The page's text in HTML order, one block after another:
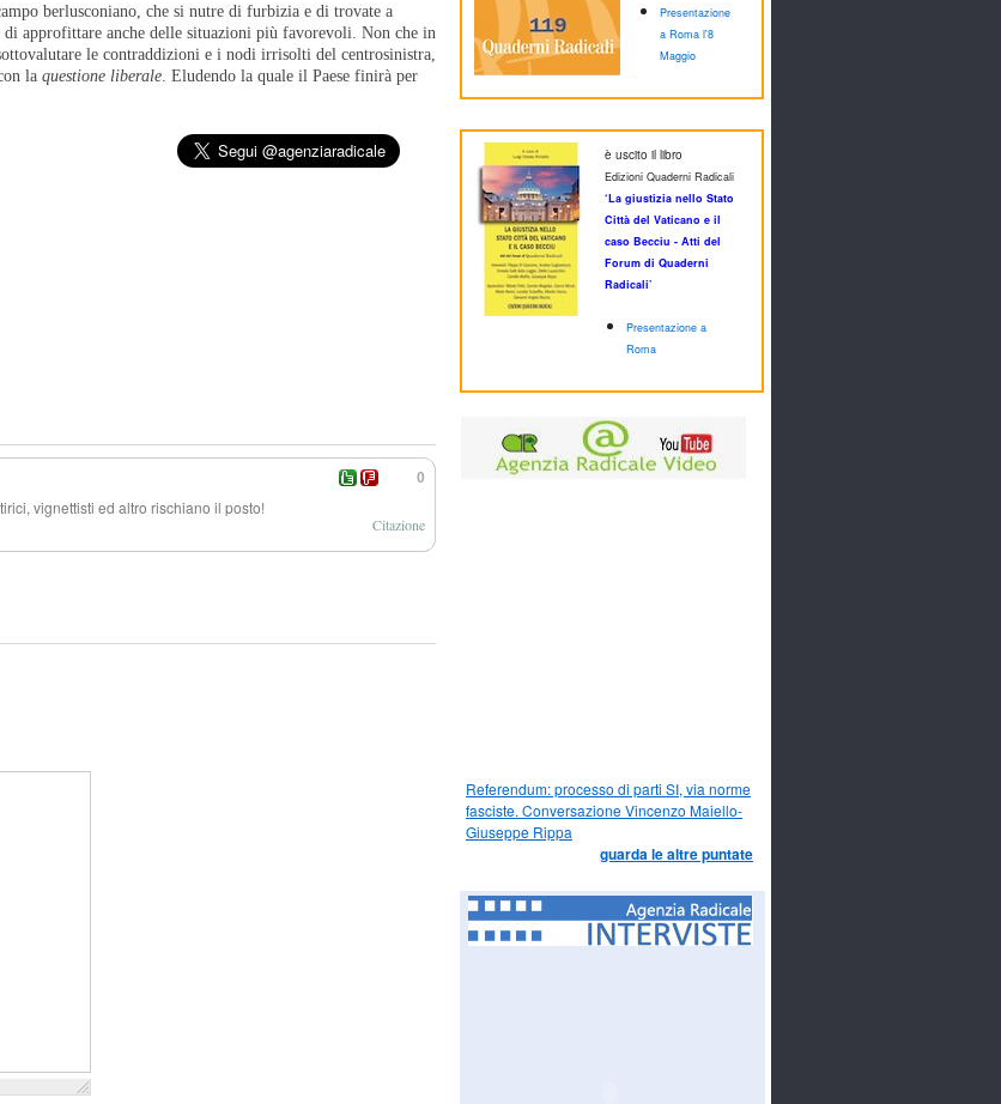
berlusconiano, che si nutre di furbizia e di trovate a
approfittare anche delle situazioni più favorevoli. Non che in
le contraddizioni e i nodi irrisolti del centrosinistra,
la questione liberale. Eludendo la quale il Paese finirà per
0
vignettisti ed altro rischiano il posto!
Citazione
Presentazione
a Roma l'8
Maggio
è uscito il libro
Edizioni Quaderni Radicali
‘La giustizia nello Stato
Città del Vaticano e il
caso Becciu - Atti del
Forum di Quaderni
Radicali’
Presentazione a
Roma
Referendum: processo di parti SI, via norme
fasciste. Conversazione Vincenzo Maiello-
Giuseppe Rippa
guarda le altre puntate